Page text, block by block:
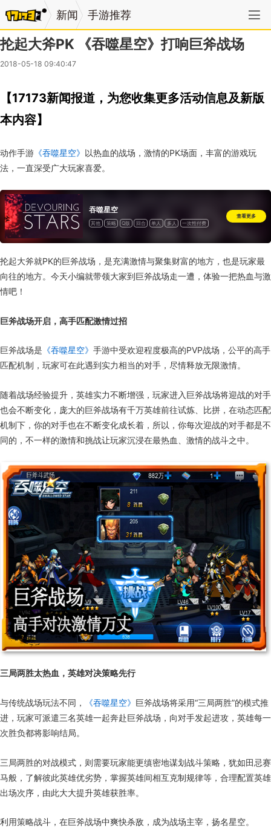
新闻 手游推荐
抡起大斧PK 《吞噬星空》打响巨斧战场
2018-05-18 09:40:47
【17173新闻报道，为您收集更多活动信息及新版
本内容】
动作手游 《吞噬星空》 以热血的战场，激情的PK场面，丰富的游戏玩
法，一直深受广大玩家喜爱。
吞噬星空
其他 策略 Q版 回合 单人 多人 一次性付费
查看更多
抡起大斧就PK的巨斧战场，是充满激情与聚集财富的地方，也是玩家最
向往的地方。今天小编就带领大家到巨斧战场走一遭，体验一把热血与激
情吧！
巨斧战场开启，高手匹配激情过招
巨斧战场是 《吞噬星空》 手游中受欢迎程度极高的PVP战场，公平的高手
匹配机制，玩家可在此遇到实力相当的对手，尽情释放无限激情。
随着战场经验提升，英雄实力不断增强，玩家进入巨斧战场将迎战的对手
也会不断变化，庞大的巨斧战场有千万英雄前往试炼、比拼，在动态匹配
机制下，你的对手也在不断变化成长着，所以，你每次迎战的对手都是不
同的，不一样的激情和挑战让玩家沉浸在最热血、激情的战斗之中。
三局两胜太热血，英雄对决策略先行
与传统战场玩法不同， 《吞噬星空》 巨斧战场将采用“三局两胜”的模式推
进，玩家可派遣三名英雄一起奔赴巨斧战场，向对手发起进攻，英雄每一
次胜负都将影响结局。
三局两胜的对战模式，则需要玩家能更缜密地谋划战斗策略，犹如田忌赛
马般，了解彼此英雄优劣势，掌握英雄间相互克制规律等，合理配置英雄
出场次序，由此大大提升英雄获胜率。
利用策略战斗，在巨斧战场中爽快杀敌，成为战场主宰，扬名星空。